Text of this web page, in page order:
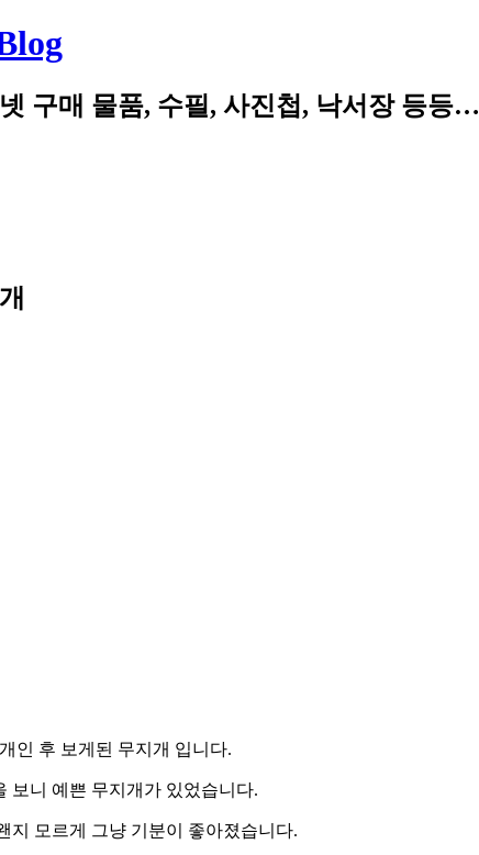
구매 물품, 수필, 사진첩, 낙서장 등등…
인 후 보게된 무지개 입니다.
보니 예쁜 무지개가 있었습니다.
지 모르게 그냥 기분이 좋아졌습니다.